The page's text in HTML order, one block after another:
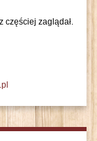
zaglądał.